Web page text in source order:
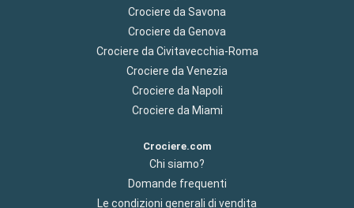
Crociere da Savona
Crociere da Genova
Crociere da Civitavecchia-Roma
Crociere da Venezia
Crociere da Napoli
Crociere da Miami
Crociere.com
Chi siamo?
Domande frequenti
Le condizioni generali di vendita